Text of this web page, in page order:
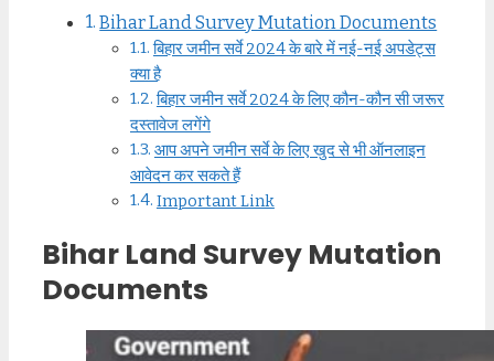
Bihar Land Survey Mutation Documents
बिहार जमीन सर्वे 2024 के बारे में नई-नई अपडेट्स
क्या है
बिहार जमीन सर्वे 2024 के लिए कौन-कौन सी जरूर
दस्तावेज लगेंगे
आप अपने जमीन सर्वे के लिए खुद से भी ऑनलाइन
आवेदन कर सकते हैं
Important Link
Bihar Land Survey Mutation
Documents